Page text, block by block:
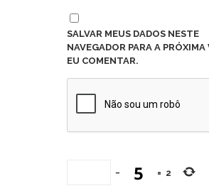
SALVAR MEUS DADOS NESTE
NAVEGADOR PARA A PRÓXIMA
EU COMENTAR.
− = 2